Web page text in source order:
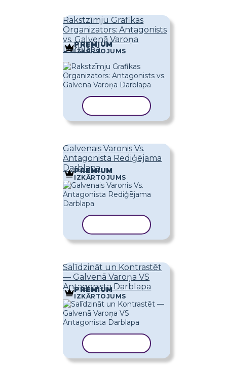
Rakstzīmju Grafikas
Organizators: Antagonists
vs. Galvenā Varoņa
Darblapa
PREMIUM
IZKĀRTOJUMS
Galvenais Varonis Vs.
Antagonista Rediģējama
Darblapa
PREMIUM
IZKĀRTOJUMS
Salīdzināt un Kontrastēt
— Galvenā Varoņa VS
Antagonista Darblapa
PREMIUM
IZKĀRTOJUMS